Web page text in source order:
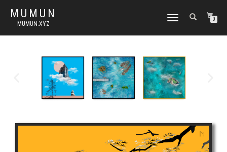
MUMUN
MUMUN.XYZ
토
내
게
이
션
0